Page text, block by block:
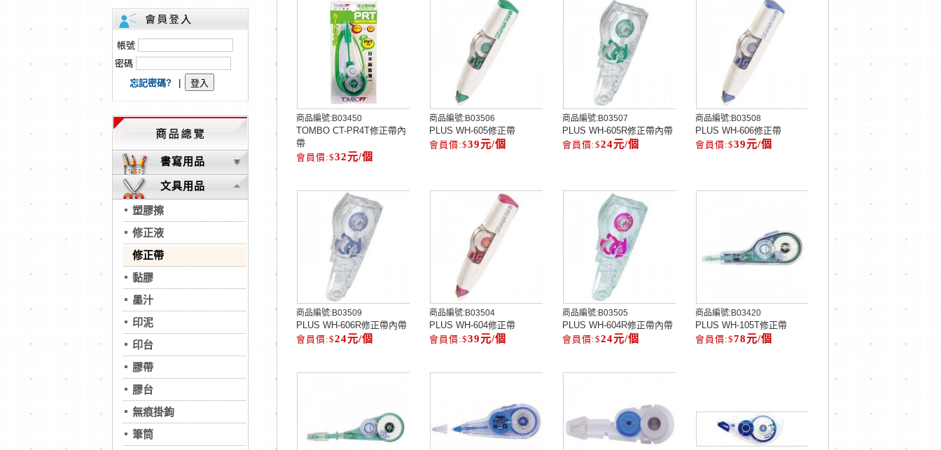
HP、EPSON、CANON原廠耗材價格浮動，下單前請先跟客服人員確認最新單價！
本網站免費註冊，所標示的商品單價皆為“未稅價格”；本公司保有是否接單出貨之權利。
匯款客戶請注意！因商品繁複來不及發現短缺，遂待客服人員跟您確認訂單無誤時再行匯款，避免後緒問題的衍生。
本網站免費註冊，所標示的商品單價皆為“未稅價格”；本公司保有是否接單出貨之權利。
帳號
密碼
忘記密碼?
書寫用品
文具用品
塑膠擦
修正液
修正帶
黏膠
墨汁
印泥
印台
膠帶
膠台
無痕掛鉤
筆筒
商品編號:B03450
TOMBO CT-PR4T修正帶內
帶
32元/個
商品編號:B03506
PLUS WH-605修正帶
39元/個
商品編號:B03507
PLUS WH-605R修正帶內帶
24元/個
商品編號:B03508
PLUS WH-606修正帶
39元/個
商品編號:B03509
PLUS WH-606R修正帶內帶
24元/個
商品編號:B03504
PLUS WH-604修正帶
39元/個
商品編號:B03505
PLUS WH-604R修正帶內帶
24元/個
商品編號:B03420
PLUS WH-105T修正帶
78元/個